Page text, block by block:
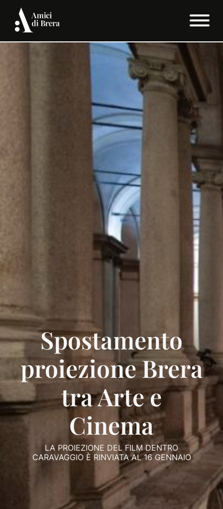
Spostamento
proiezione Brera
tra Arte e
Cinema
LA PROIEZIONE DEL FILM DENTRO
CARAVAGGIO È RINVIATA AL 16 GENNAIO